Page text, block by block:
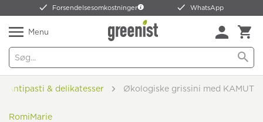
Forsendelsesomkostninger WhatsApp
Menu
Antipasti & delikatesser Økologiske grissini med KAMUT
RomiMarie